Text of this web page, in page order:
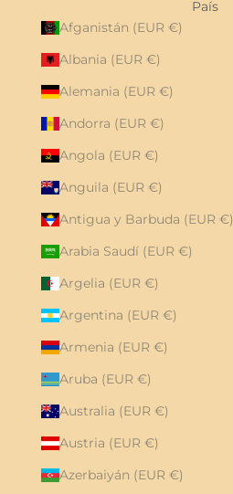
País
Afganistán (EUR €)
Albania (EUR €)
Alemania (EUR €)
Andorra (EUR €)
Angola (EUR €)
Anguila (EUR €)
Antigua y Barbuda (EUR €)
Arabia Saudí (EUR €)
Argelia (EUR €)
Argentina (EUR €)
Armenia (EUR €)
Aruba (EUR €)
Australia (EUR €)
Austria (EUR €)
Azerbaiyán (EUR €)